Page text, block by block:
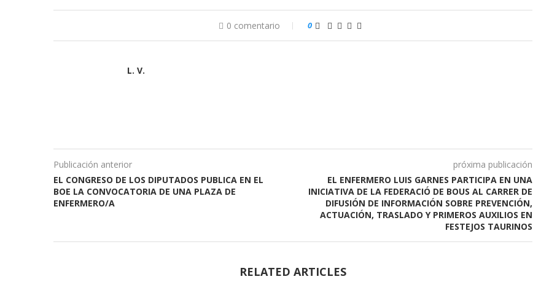
0 comentario 0
L. V.
Publicación anterior
EL CONGRESO DE LOS DIPUTADOS PUBLICA EN EL
BOE LA CONVOCATORIA DE UNA PLAZA DE
ENFERMERO/A
próxima publicación
EL ENFERMERO LUIS GARNES PARTICIPA EN UNA
INICIATIVA DE LA FEDERACIÓ DE BOUS AL CARRER DE
DIFUSIÓN DE INFORMACIÓN SOBRE PREVENCIÓN,
ACTUACIÓN, TRASLADO Y PRIMEROS AUXILIOS EN
FESTEJOS TAURINOS
RELATED ARTICLES